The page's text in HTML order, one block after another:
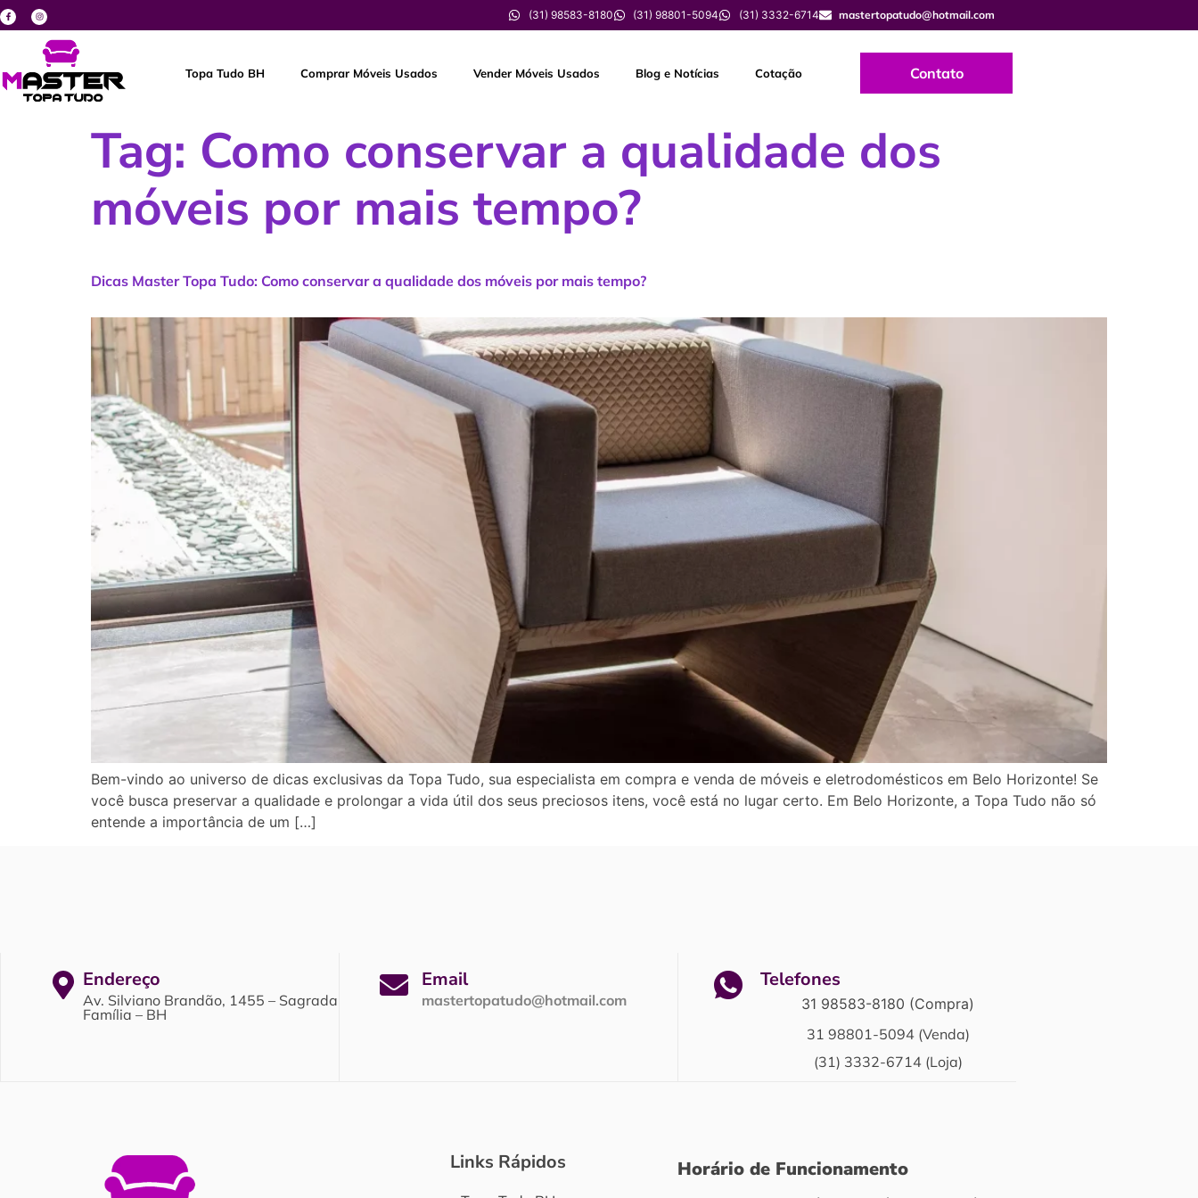
(31) 98583-8180 (31) 98801-5094 (31) 3332-6714 mastertopatudo@hotmail.com
Topa Tudo BH Comprar Móveis Usados Vender Móveis Usados Blog e Notícias Cotação Contato
Tag: Como conservar a qualidade dos
móveis por mais tempo?
Dicas Master Topa Tudo: Como conservar a qualidade dos móveis por mais tempo?
Bem-vindo ao universo de dicas exclusivas da Topa Tudo, sua especialista em compra e venda de móveis e eletrodomésticos em Belo Horizonte! Se
você busca preservar a qualidade e prolongar a vida útil dos seus preciosos itens, você está no lugar certo. Em Belo Horizonte, a Topa Tudo não só
entende a importância de um […]
Endereço
Av. Silviano Brandão, 1455 – Sagrada
Família – BH
Email
mastertopatudo@hotmail.com
Telefones
31 98583-8180 (Compra)
31 98801-5094 (Venda)
(31) 3332-6714 (Loja)
Links Rápidos Horário de Funcionamento